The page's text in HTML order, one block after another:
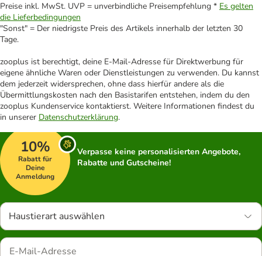
Preise inkl. MwSt. UVP = unverbindliche Preisempfehlung * Es gelten
die Lieferbedingungen
"Sonst" = Der niedrigste Preis des Artikels innerhalb der letzten 30
Tage.
zooplus ist berechtigt, deine E-Mail-Adresse für Direktwerbung für
eigene ähnliche Waren oder Dienstleistungen zu verwenden. Du kannst
dem jederzeit widersprechen, ohne dass hierfür andere als die
Übermittlungskosten nach den Basistarifen entstehen, indem du den
zooplus Kundenservice kontaktierst. Weitere Informationen findest du
in unserer Datenschutzerklärung.
10%
Rabatt für
Deine
Anmeldung
Verpasse keine personalisierten Angebote,
Rabatte und Gutscheine!
Haustierart auswählen